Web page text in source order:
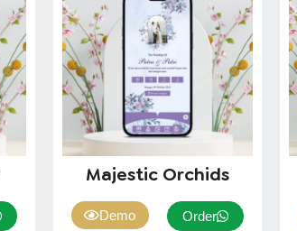
Majestic Orchids
Demo Order